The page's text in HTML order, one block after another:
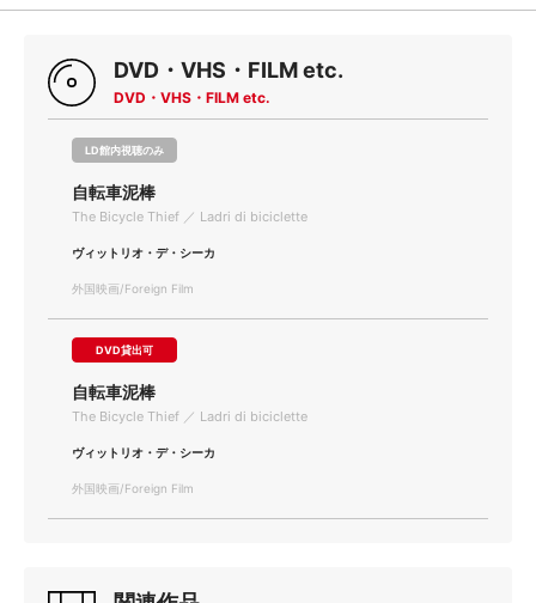
DVD・VHS・FILM etc.
DVD・VHS・FILM etc.
LD館内視聴のみ
自転車泥棒
The Bicycle Thief ／ Ladri di biciclette
ヴィットリオ・デ・シーカ
外国映画/Foreign Film
DVD貸出可
自転車泥棒
The Bicycle Thief ／ Ladri di biciclette
ヴィットリオ・デ・シーカ
外国映画/Foreign Film